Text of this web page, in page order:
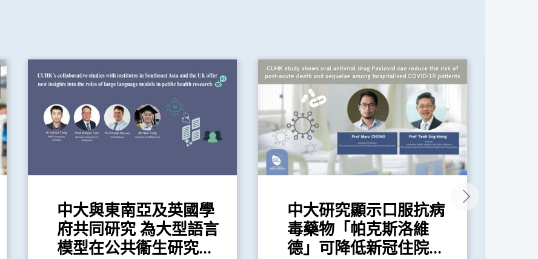
中大與東南亞及英國學
府共同研究 為大型語言
模型在公共衞生研究...
中大研究顯示口服抗病
毒藥物「帕克斯洛維
德」可降低新冠住院...